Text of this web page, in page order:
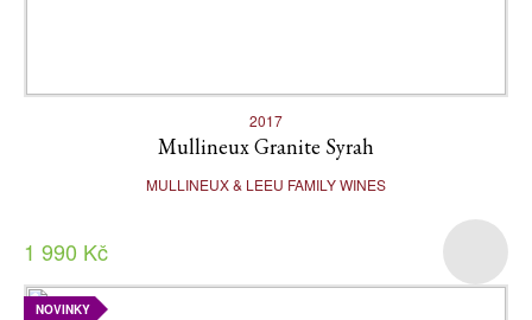
2017
Mullineux Granite Syrah
MULLINEUX & LEEU FAMILY WINES
1 990 Kč
NOVINKY